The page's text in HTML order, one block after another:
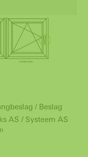
/ Beslag
AS / Systeem AS